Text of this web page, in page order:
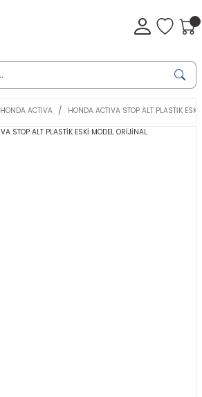
HONDA ACTİVA HONDA ACTİVA STOP ALT PLASTİK